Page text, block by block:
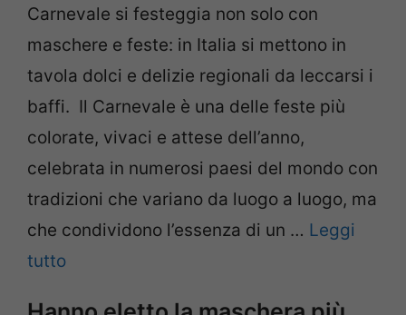
Carnevale si festeggia non solo con
maschere e feste: in Italia si mettono in
tavola dolci e delizie regionali da leccarsi i
baffi. Il Carnevale è una delle feste più
colorate, vivaci e attese dell’anno,
celebrata in numerosi paesi del mondo con
tradizioni che variano da luogo a luogo, ma
che condividono l’essenza di un … Leggi
tutto